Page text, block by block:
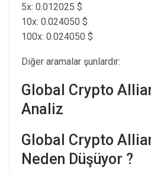
5x: 0.012025 $
10x: 0.024050 $
100x: 0.024050 $
Diğer aramalar şunlardır:
Global Crypto
Analiz
Global Crypto
Neden Düşüyor ?